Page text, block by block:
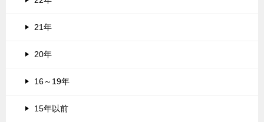
21年
20年
16～19年
15年以前